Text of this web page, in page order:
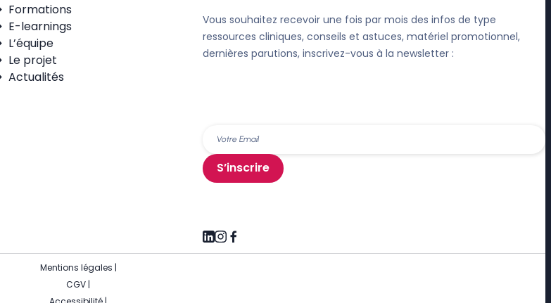
Formations
E-learnings
L’équipe
Le projet
Actualités
Vous souhaitez recevoir une fois par mois des infos de type
ressources cliniques, conseils et astuces, matériel promotionnel,
dernières parutions, inscrivez-vous à la newsletter :
S’inscrire
Mentions légales |
CGV |